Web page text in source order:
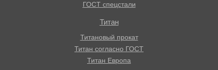
ГОСТ спецстали
Титан
Титановый прокат
Титан согласно ГОСТ
Титан Европа